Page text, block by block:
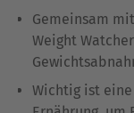
Gemeinsam
Weight
Wichtig ist